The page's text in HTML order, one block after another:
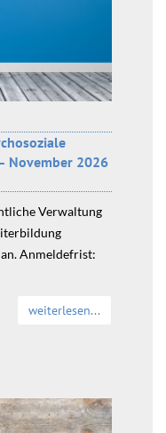
November 2026
Verwaltung
an. Anmeldefrist:
weiterlesen...